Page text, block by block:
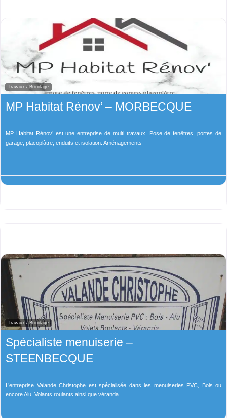
Travaux / Bricolage
MP Habitat Rénov’ – MORBECQUE
MP Habitat Rénov’ est une entreprise de multi travaux. Pose de fenêtres, portes de
garage, placoplâtre, enduits et isolation. Aménagements
Travaux / Bricolage
Spécialiste menuiserie –
STEENBECQUE
L’entreprise Valande Christophe est spécialisée dans les menuiseries PVC, Bois ou
encore Alu. Volants roulants ainsi que véranda.